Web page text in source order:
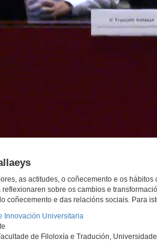
as actitudes, o coñecemento e os
sobre os cambios e
coñecemento e das relacións sociais. Para
Innovación Universitaria
de Filoloxía e Tradución,